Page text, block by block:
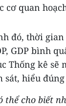
cơ quan
đó, thời
GDP bình
Thống kê
sát, hiểu
thể cho biết